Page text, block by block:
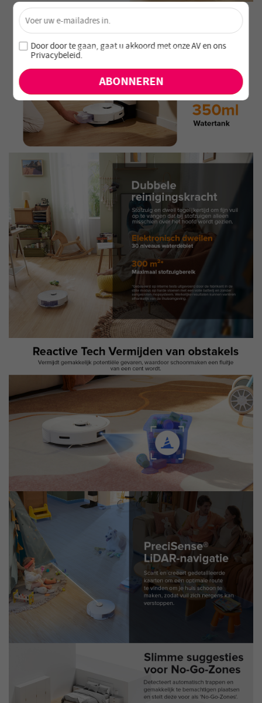
Ontgrendel 4% Korting – Schrijf je nu in!
Word lid van onze nieuwsbrief en mis nooit speciale
aanbiedingen en nieuwe producten!
×
Door door te gaan, gaat u akkoord met onzeAV enons
Privacybeleid.